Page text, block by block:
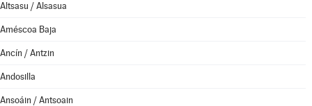
Altsasu / Alsasua
Améscoa Baja
Ancín / Antzin
Andosilla
Ansoáin / Antsoain